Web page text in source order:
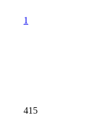
1
415